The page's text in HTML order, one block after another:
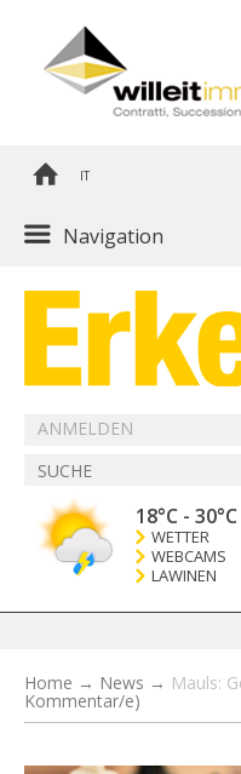
IT
Navigation
ANMELDEN
18°C - 30°C
WETTER
WEBCAMS
LAWINEN
Home → News → Mauls:
Kommentar/e)